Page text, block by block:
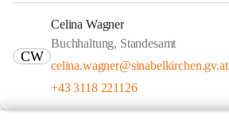
CW
Celina Wagner
Buchhaltung, Standesamt
celina.wagner@sinabelkirchen.gv.at
+43 3118 221126